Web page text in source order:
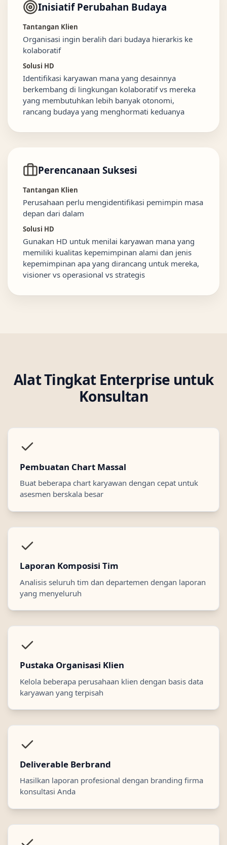
Inisiatif Perubahan Budaya
Tantangan Klien
Organisasi ingin beralih dari budaya hierarkis ke
kolaboratif
Solusi HD
Identifikasi karyawan mana yang desainnya
berkembang di lingkungan kolaboratif vs mereka
yang membutuhkan lebih banyak otonomi,
rancang budaya yang menghormati keduanya
Perencanaan Suksesi
Tantangan Klien
Perusahaan perlu mengidentifikasi pemimpin masa
depan dari dalam
Solusi HD
Gunakan HD untuk menilai karyawan mana yang
memiliki kualitas kepemimpinan alami dan jenis
kepemimpinan apa yang dirancang untuk mereka,
visioner vs operasional vs strategis
Alat Tingkat Enterprise untuk
Konsultan
Pembuatan Chart Massal
Buat beberapa chart karyawan dengan cepat untuk
asesmen berskala besar
Laporan Komposisi Tim
Analisis seluruh tim dan departemen dengan laporan
yang menyeluruh
Pustaka Organisasi Klien
Kelola beberapa perusahaan klien dengan basis data
karyawan yang terpisah
Deliverable Berbrand
Hasilkan laporan profesional dengan branding firma
konsultasi Anda